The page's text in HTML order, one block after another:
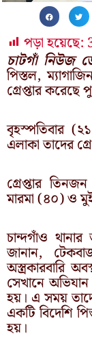
পড়া হয়েছে:
চাটগাঁ নিউজ
পিস্তল,
গ্রেপ্তার করেছে
বৃহস্পতিবার
এলাকা তাদের
গ্রেপ্তার
মারমা (৪০) ও
চান্দগাঁও
জানান,
অস্ত্রকারবারি
সেখানে অভিযান
হয়। এ সময়
একটি বিদেশি
হয়।